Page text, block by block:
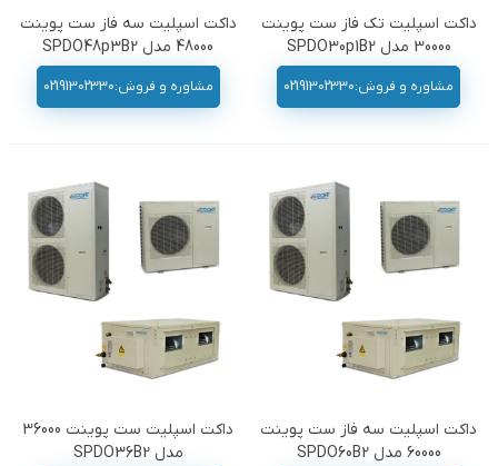
داکت اسپلیت تک فاز ست پوینت
30000 مدل SPDO30p1B2
مشاوره و فروش:02191302330
داکت اسپلیت سه فاز ست پوینت
48000 مدل SPDO48p3B2
مشاوره و فروش:02191302330
داکت اسپلیت سه فاز ست پوینت
60000 مدل SPDO60B2
داکت اسپلیت ست پوینت 36000
مدل SPDO36B2